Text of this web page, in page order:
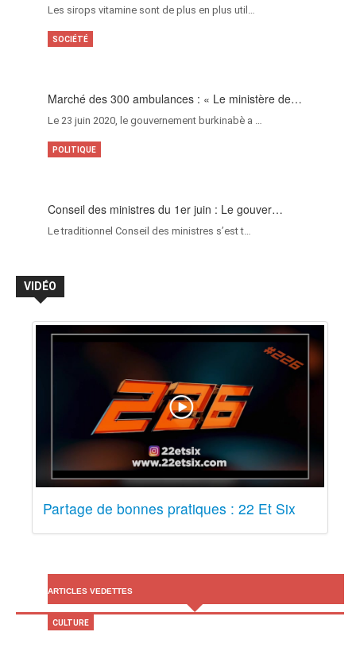
Les sirops vitamine sont de plus en plus util…
Marché des 300 ambulances : « Le ministère de…
Le 23 juin 2020, le gouvernement burkinabè a …
SOCIÉTÉ
Conseil des ministres du 1er juin : Le gouver…
Le traditionnel Conseil des ministres s’est t…
POLITIQUE
VIDÉO
Partage de bonnes pratiques : 22 Et Six
ARTICLES VEDETTES
CULTURE